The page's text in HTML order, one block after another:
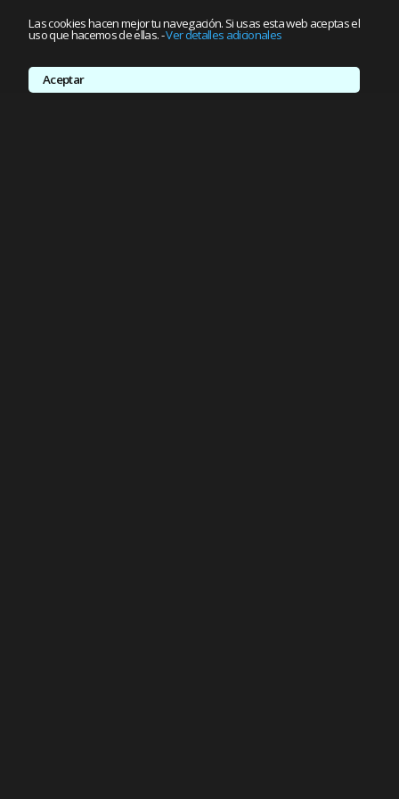
Las cookies hacen mejor tu navegación. Si usas esta web aceptas el
uso que hacemos de ellas.-Ver detalles adicionales
Aceptar